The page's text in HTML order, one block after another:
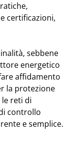
certificazioni,
sebbene
energetico
affidamento
la protezione
le reti di
controllo
e semplice.